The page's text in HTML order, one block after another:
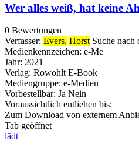
Wer alles weiß, hat keine
0 Bewertungen
Verfasser: Evers, Horst Suche nach
Medienkennzeichen: e-Me
Jahr: 2021
Verlag: Rowohlt E-Book
Mediengruppe: e-Medien
Vorbestellbar: Ja Nein
Voraussichtlich entliehen bis:
Zum Download von externem
Tab geöffnet
lädt